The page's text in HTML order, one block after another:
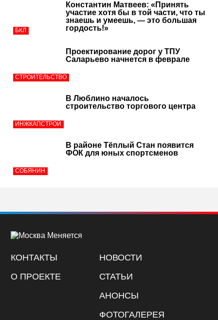
БКЛ
Константин Матвеев: «Принять
участие хотя бы в той части, что ты
знаешь и умеешь, — это большая
гордость!»
СТРОИТЕЛЬСТВО
Проектирование дорог у ТПУ
Саларьево начнется в феврале
ИНЖКАПСТРОЙ
В Люблино началось
строительство торгового центра
СОБЯНИН
В районе Тёплый Стан появится
ФОК для юных спортсменов
КОНТАКТЫ
О ПРОЕКТЕ
НОВОСТИ
СТАТЬИ
АНОНСЫ
ФОТОГАЛЕРЕЯ